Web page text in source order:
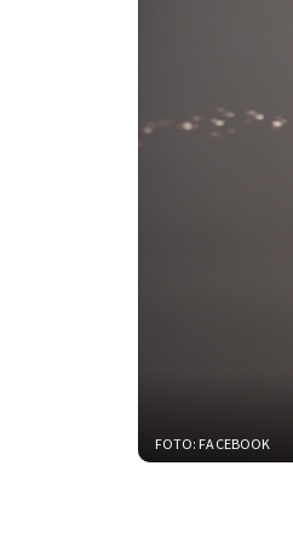
FOTO: FACEBOOK